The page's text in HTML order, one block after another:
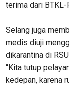
terima dari BTKL-
Selang juga
medis diuji
dikarantina di
“Kita tutup
kedepan, karena